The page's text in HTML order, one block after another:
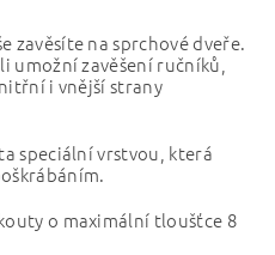
zavěsíte na sprchové dveře.
umožní zavěšení ručníků,
i vnější strany
speciální vrstvou, která
o maximální tloušťce 8